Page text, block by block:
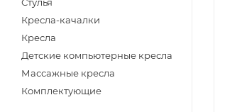
Кресла-качалки
Кресла
Детские компьютерные кресла
Массажные кресла
Комплектующие